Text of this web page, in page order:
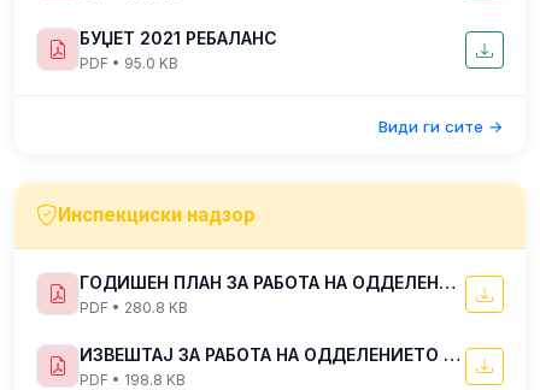
БУЏЕТ 2021 РЕБАЛАНС
PDF • 95.0 KB
Види ги сите →
Инспекциски надзор
ГОДИШЕН ПЛАН ЗА РАБОТА НА ОДДЕЛЕНИЕТО ЗА ИНСПЕКЦИСКИ НАДЗОР ВО ЦЕНТАРОТ ЗА УПРАВУВАЊЕ СО КРИЗИ ЗА 2025 ГОДИНА
PDF • 280.8 KB
ИЗВЕШТАЈ ЗА РАБОТА НА ОДДЕЛЕНИЕТО ЗА ИНСПЕКЦИСКИ НАДЗОР ВО ЦЕНТАРОТ ЗА УПРАВУВАЊЕ СО КРИЗИ ЗА ПЕРИОДОТ ЈУЛИ-ДЕКЕМВРИ 2022 ГОДИНА
PDF • 198.8 KB